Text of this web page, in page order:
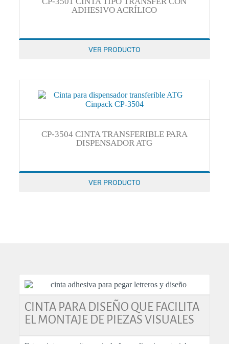
ADHESIVO ACRÍLICO
VER PRODUCTO
CP-3504 CINTA TRANSFERIBLE PARA
DISPENSADOR ATG
VER PRODUCTO
CINTA PARA DISEÑO QUE FACILITA
EL MONTAJE DE PIEZAS VISUALES